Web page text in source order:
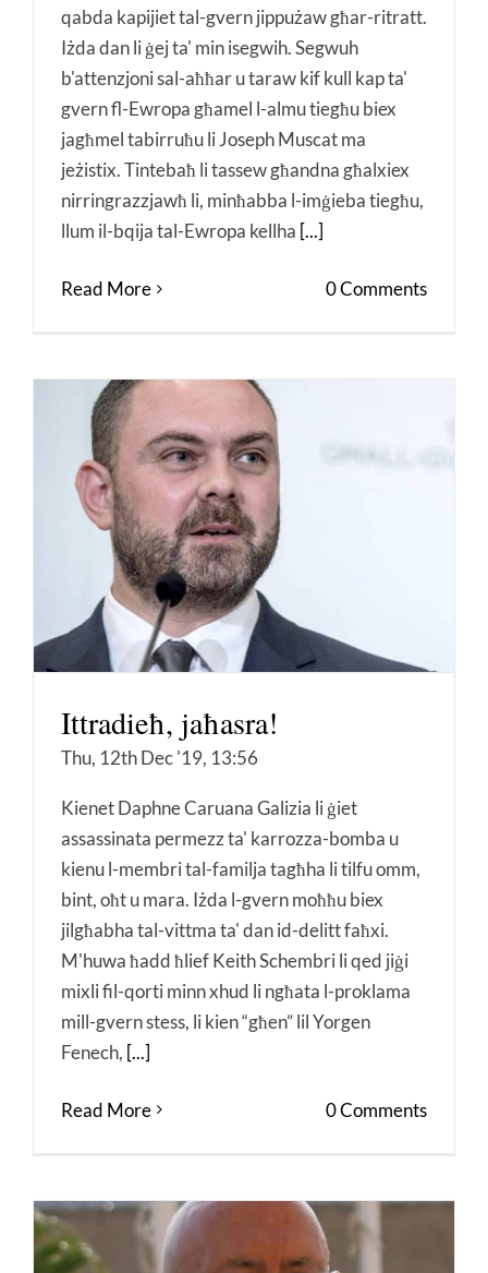
qabda kapijiet tal-gvern jippużaw għar-ritratt.
Iżda dan li ġej ta' min isegwih. Segwuh
b'attenzjoni sal-aħħar u taraw kif kull kap ta'
gvern fl-Ewropa għamel l-almu tiegħu biex
jagħmel tabirruħu li Joseph Muscat ma
jeżistix. Tintebaħ li tassew għandna għalxiex
nirringrazzjawħ li, minħabba l-imġieba tiegħu,
llum il-bqija tal-Ewropa kellha [...]
Read More 0 Comments
Ittradieħ, jaħasra!
Thu, 12th Dec '19, 13:56
Kienet Daphne Caruana Galizia li ġiet
assassinata permezz ta' karrozza-bomba u
kienu l-membri tal-familja tagħha li tilfu omm,
bint, oħt u mara. Iżda l-gvern moħħu biex
jilgħabha tal-vittma ta' dan id-delitt faħxi.
M'huwa ħadd ħlief Keith Schembri li qed jiġi
mixli fil-qorti minn xhud li ngħata l-proklama
mill-gvern stess, li kien “għen” lil Yorgen
Fenech, [...]
Read More 0 Comments